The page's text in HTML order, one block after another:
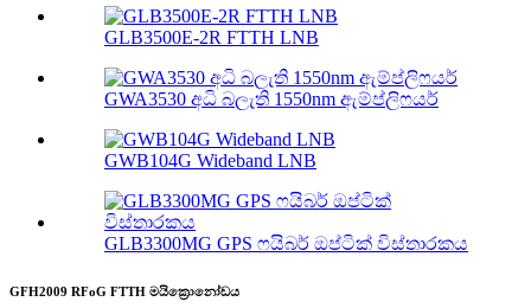
GLB3500E-2R FTTH LNB
GWA3530 අධි බලැති 1550nm ඇම්ප්ලිෆයර්
GWB104G Wideband LNB
GLB3300MG GPS ෆයිබර් ඔප්ටික් විස්තාරකය
GFH2009 RFoG FTTH මයික්‍රොනෝඩය